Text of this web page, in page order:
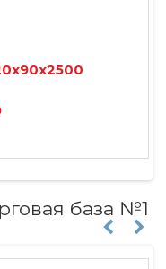
база №1